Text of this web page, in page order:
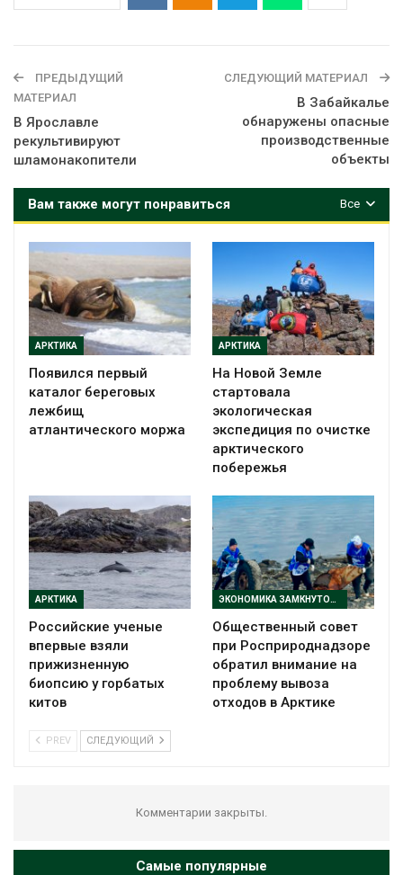
ПРЕДЫДУЩИЙ
МАТЕРИАЛ
В Ярославле
рекультивируют
шламонакопители
СЛЕДУЮЩИЙ МАТЕРИАЛ
В Забайкалье
обнаружены опасные
производственные
объекты
Все
Вам также могут понравиться
АРКТИКА
Появился первый
каталог береговых
лежбищ
атлантического моржа
АРКТИКА
На Новой Земле
стартовала
экологическая
экспедиция по очистке
арктического
побережья
АРКТИКА
Российские ученые
впервые взяли
прижизненную
биопсию у горбатых
китов
ЭКОНОМИКА ЗАМКНУТОГО ЦИКЛА
Общественный совет
при Росприроднадзоре
обратил внимание на
проблему вывоза
отходов в Арктике
PREV СЛЕДУЮЩИЙ
Комментарии закрыты.
Самые популярные